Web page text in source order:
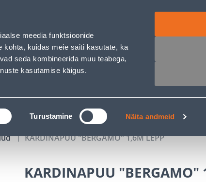
meedia funktsioonide
kohta, kuidas meie saiti kasutate, ka
seda kombineerida muu teabega,
kasutamise käigus.
Turustamine Näita andmeid
Logi sisse
JÄRELMAKS
KARDINAPUU "BERGAMO" 1,6M LEPP
KARDINAPUU "BERGAMO"